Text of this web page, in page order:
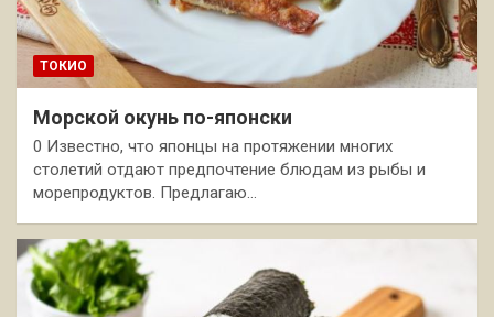
ТОКИО
Морской окунь по-японски
0 Известно, что японцы на протяжении многих
столетий отдают предпочтение блюдам из рыбы и
морепродуктов. Предлагаю…